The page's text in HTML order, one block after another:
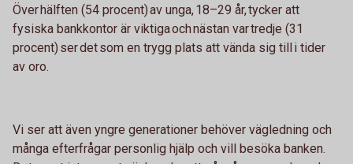
Över hälften (54 procent) av unga, 18–29 år, tycker att
fysiska bankkontor är viktiga och nästan var tredje (31
procent) ser det som en trygg plats att vända sig till i tider
av oro.
Vi ser att även yngre generationer behöver vägledning och
många efterfrågar personlig hjälp och vill besöka banken.